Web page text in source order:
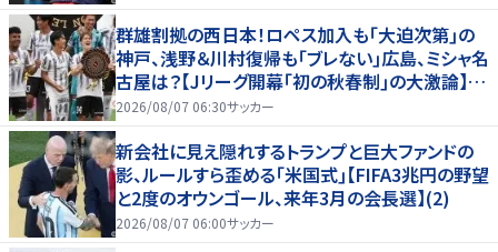
群雄割拠の西日本！ロペス加入も｢大迫次第｣の
神戸、浅野＆川村復帰も｢ブレない｣広島、ミシャ名
古屋は？【Jリーグ開幕｢初の秋春制｣の大激論】
(2)
2026/08/07 06:30サッカー
新会社に見え隠れするトランプと巨大ファンドの
影、ルールすら歪める｢米国式｣【FIFA3兆円の野望
と2度のオウンゴール、来年3月の会長選】(2)
2026/08/07 06:00サッカー